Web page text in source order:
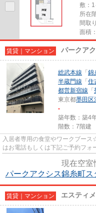
敷：
所在
間取
面積
賃貸｜マンション パークア
総武本線 「 錦
半蔵門線 「 住
都営新宿線 「
東京都墨田区
-
築年数：築4
階数：7階建
入居者専用の食堂やワークブー
はお電話もしくは下記ご予約フォ
現在空室
パークアクシス錦糸町
賃貸｜マンション エスティ